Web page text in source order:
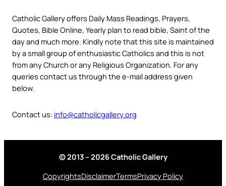
Catholic Gallery offers Daily Mass Readings, Prayers,
Quotes, Bible Online, Yearly plan to read bible, Saint of the
day and much more. Kindly note that this site is maintained
by a small group of enthusiastic Catholics and this is not
from any Church or any Religious Organization. For any
queries contact us through the e-mail address given
below.
Contact us: info@catholicgallery.org
© 2013 – 2026 Catholic Gallery
CopyrightsDisclaimerTermsPrivacy Policy